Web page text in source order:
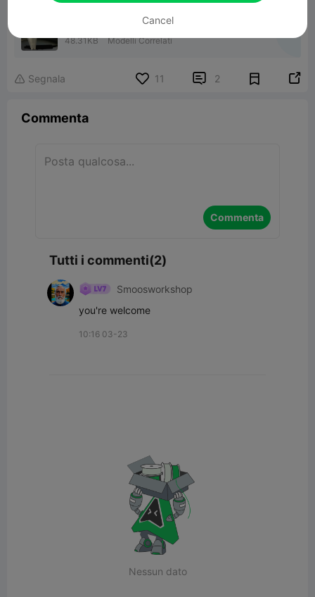
Caliper Blade Extensions
48.31KB Modelli Correlati
 Segnala 11  2 
Commenta
Commenta
Tutti i commenti(2)
Smoosworkshop
you're welcome
10:16 03-23
Nessun dato
Cancel